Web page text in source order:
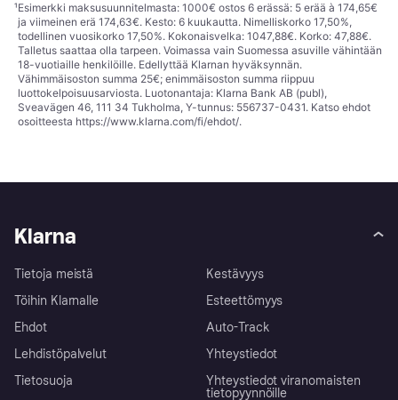
¹Esimerkki maksusuunnitelmasta: 1000€ ostos 6 erässä: 5 erää à 174,65€
ja viimeinen erä 174,63€. Kesto: 6 kuukautta. Nimelliskorko 17,50%,
todellinen vuosikorko 17,50%. Kokonaisvelka: 1047,88€. Korko: 47,88€.
Talletus saattaa olla tarpeen. Voimassa vain Suomessa asuville vähintään
18-vuotiaille henkilöille. Edellyttää Klarnan hyväksynnän.
Vähimmäisoston summa 25€; enimmäisoston summa riippuu
luottokelpoisuusarviosta. Luotonantaja: Klarna Bank AB (publ),
Sveavägen 46, 111 34 Tukholma, Y-tunnus: 556737-0431. Katso ehdot
osoitteesta https://www.klarna.com/fi/ehdot/.
Klarna
Tietoja meistä
Töihin Klarnalle
Ehdot
Lehdistöpalvelut
Tietosuoja
Kestävyys
Esteettömyys
Auto-Track
Yhteystiedot
Yhteystiedot viranomaisten
tietopyynnöille